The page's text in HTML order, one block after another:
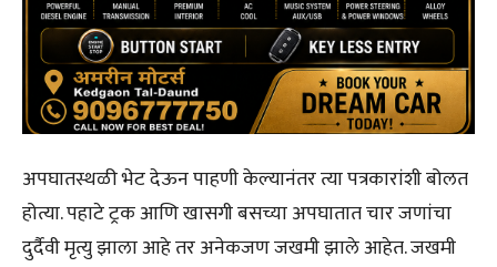
अपघातस्थळी भेट देऊन पाहणी केल्यानंतर त्या पत्रकारांशी बोलत
होत्या. पहाटे ट्रक आणि खासगी बसच्या अपघातात चार जणांचा
दुर्दैवी मृत्यु झाला आहे तर अनेकजण जखमी झाले आहेत. जखमी